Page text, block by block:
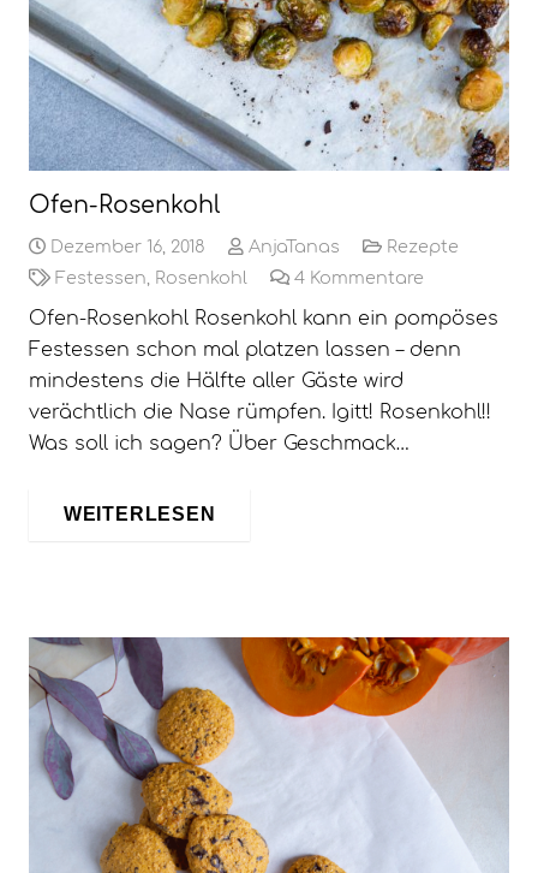
Ofen-Rosenkohl
Dezember 16, 2018 AnjaTanas
Rezepte
Festessen
Rosenkohl 4 Kommentare
Ofen-Rosenkohl Rosenkohl kann ein pompöses
Festessen schon mal platzen lassen – denn
mindestens die Hälfte aller Gäste wird
verächtlich die Nase rümpfen. Igitt! Rosenkohl!!
Was soll ich sagen? Über Geschmack…
WEITERLESEN